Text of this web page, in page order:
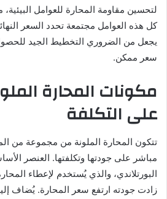
لتحسين مقاومة المحارة للعوامل
كل هذه العوامل مجتمعة تحدد السعر
يجعل من الضروري التخطيط الجيد
سعر ممكن.
مكونات المحارة
على التكلفة
تتكون المحارة الملونة من مجموعة من
مباشر على جودتها وتكلفتها. العنصر
البورتلاندي، والذي يُستخدم لإعطاء
زادت جودته ارتفع سعر المحارة. يُضاف